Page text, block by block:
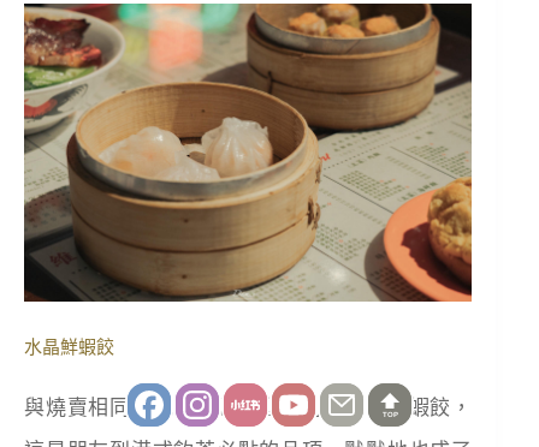
水晶鮮蝦餃
與燒賣相同，我自己也很喜歡的是水晶鮮蝦餃，
TOP